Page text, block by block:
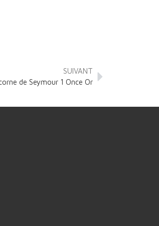
SUIVANT
de Seymour 1 Once Or